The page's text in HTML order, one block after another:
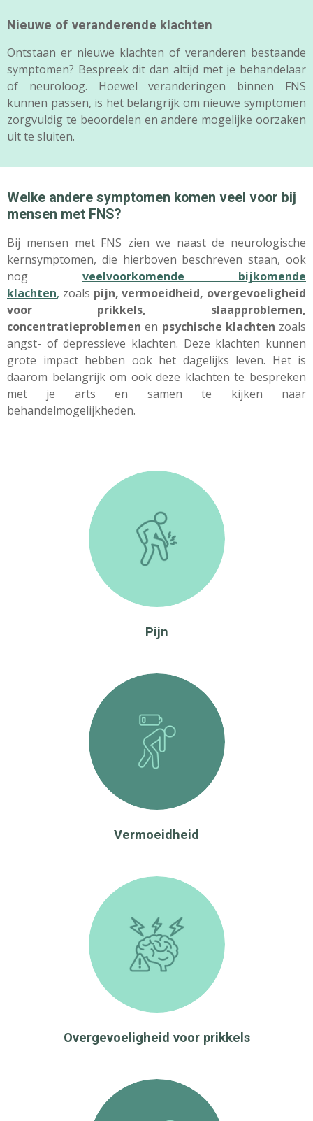
Nieuwe of veranderende klachten
Ontstaan er nieuwe klachten of veranderen bestaande
symptomen? Bespreek dit dan altijd met je behandelaar
of neuroloog. Hoewel veranderingen binnen FNS
kunnen passen, is het belangrijk om nieuwe symptomen
zorgvuldig te beoordelen en andere mogelijke oorzaken
uit te sluiten.
Welke andere symptomen komen veel voor bij
mensen met FNS?
Bij mensen met FNS zien we naast de neurologische
kernsymptomen, die hierboven beschreven staan, ook
nog veelvoorkomende bijkomende
klachten, zoals pijn, vermoeidheid, overgevoeligheid
voor prikkels, slaapproblemen,
concentratieproblemen en psychische klachten zoals
angst- of depressieve klachten. Deze klachten kunnen
grote impact hebben ook het dagelijks leven. Het is
daarom belangrijk om ook deze klachten te bespreken
met je arts en samen te kijken naar
behandelmogelijkheden.
Pijn
Vermoeidheid
Overgevoeligheid voor prikkels